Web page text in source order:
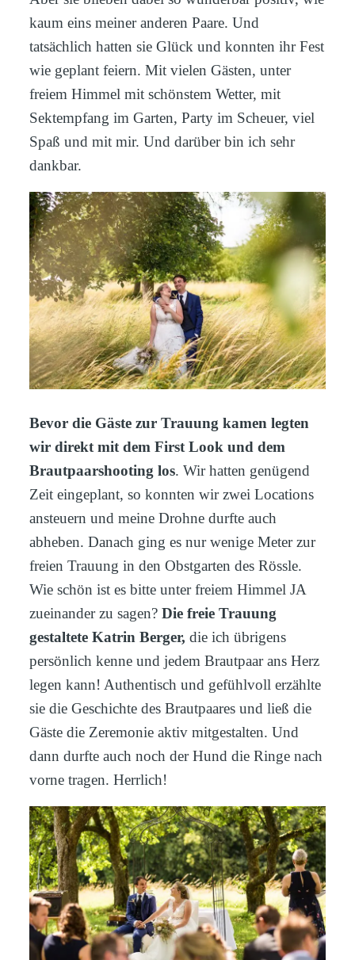
kaum eins meiner anderen Paare. Und
tatsächlich hatten sie Glück und konnten ihr Fest
wie geplant feiern. Mit vielen Gästen, unter
freiem Himmel mit schönstem Wetter, mit
Sektempfang im Garten, Party im Scheuer, viel
Spaß und mit mir. Und darüber bin ich sehr
dankbar.
Bevor die Gäste zur Trauung kamen legten
wir direkt mit dem First Look und dem
Brautpaarshooting los. Wir hatten genügend
Zeit eingeplant, so konnten wir zwei Locations
ansteuern und meine Drohne durfte auch
abheben. Danach ging es nur wenige Meter zur
freien Trauung in den Obstgarten des Rössle.
Wie schön ist es bitte unter freiem Himmel JA
zueinander zu sagen?Die freie Trauung
gestaltete Katrin Berger, die ich übrigens
persönlich kenne und jedem Brautpaar ans Herz
legen kann! Authentisch und gefühlvoll erzählte
sie die Geschichte des Brautpaares und ließ die
Gäste die Zeremonie aktiv mitgestalten. Und
dann durfte auch noch der Hund die Ringe nach
vorne tragen. Herrlich!